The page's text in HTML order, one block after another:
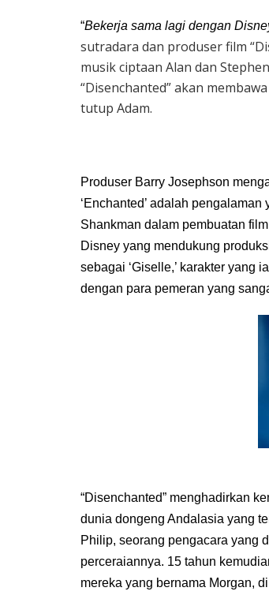
“Bekerja sama lagi dengan
sutradara dan produser film
musik ciptaan Alan dan
“Disenchanted” akan
tutup Adam.
Produser Barry Josephson
‘Enchanted’ adalah
Shankman dalam pembuatan
Disney yang mendukung
sebagai ‘Giselle,’ karakter yang
dengan para pemeran yang
“Disenchanted” menghadirkan
dunia dongeng Andalasia yang
Philip, seorang pengacara yang
perceraiannya. 15 tahun
mereka yang bernama Morgan,